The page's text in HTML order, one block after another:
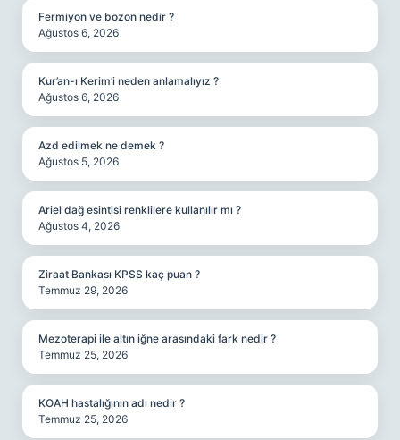
Fermiyon ve bozon nedir ?
Ağustos 6, 2026
Kur’an-ı Kerim’i neden anlamalıyız ?
Ağustos 6, 2026
Azd edilmek ne demek ?
Ağustos 5, 2026
Ariel dağ esintisi renklilere kullanılır mı ?
Ağustos 4, 2026
Ziraat Bankası KPSS kaç puan ?
Temmuz 29, 2026
Mezoterapi ile altın iğne arasındaki fark nedir ?
Temmuz 25, 2026
KOAH hastalığının adı nedir ?
Temmuz 25, 2026